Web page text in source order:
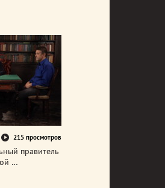
215 просмотров
правитель
…